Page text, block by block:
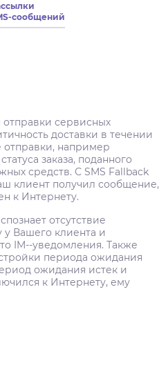
сообщений
сервисных
доставки в течении
отправки, например
заказа, поданного
средств. С SMS Fallback
клиент получил сообщение,
к Интернету.
отсутствие
у Вашего клиента и
IM­--уведомления. Также
периода ожидания
ожидания истек и
к Интернету, ему